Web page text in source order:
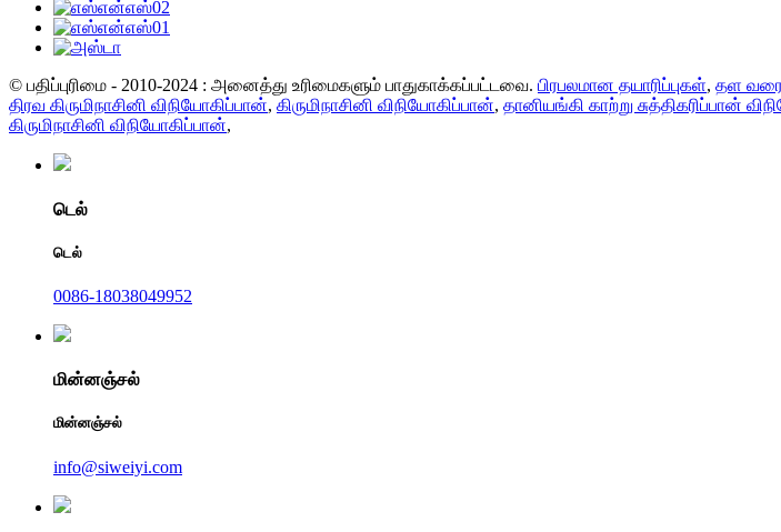
© பதிப்புரிமை - 2010-2024 : அனைத்து உரிமைகளும் பாதுகாக்கப்பட்டவை. பிரபலமான தயாரிப்புகள், தள
திரவ கிருமிநாசினி விநியோகிப்பான், கிருமிநாசினி விநியோகிப்பான், தானியங்கி காற்று சுத்திகரிப்பான்
கிருமிநாசினி விநியோகிப்பான்,
டெல்
டெல்
0086-18038049952
மின்னஞ்சல்
மின்னஞ்சல்
info@siweiyi.com